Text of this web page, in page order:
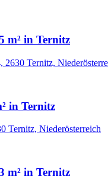
m² in Ternitz
2630 Ternitz,
in Ternitz
Ternitz, Niederösterreich
m² in Ternitz